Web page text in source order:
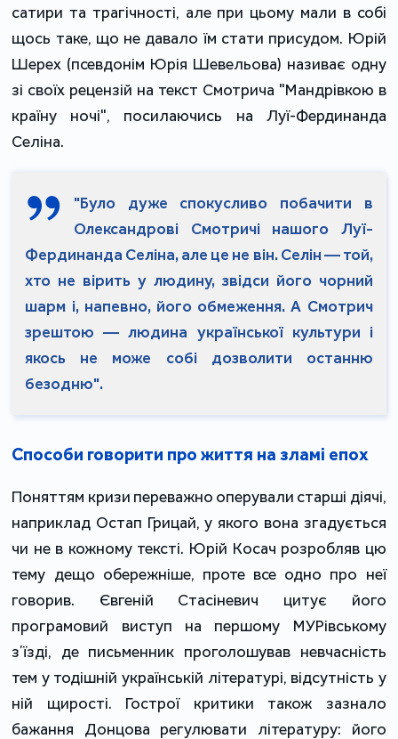
сатири та трагічності, але при цьому мали в собі
щось таке, що не давало їм стати присудом. Юрій
Шерех (псевдонім Юрія Шевельова) називає одну
зі своїх рецензій на текст Смотрича "Мандрівкою в
країну ночі", посилаючись на Луї-Фердинанда
Селіна.
"Було дуже спокусливо побачити в
Олександрові Смотричі нашого Луї-
Фердинанда Селіна, але це не він. Селін — той,
хто не вірить у людину, звідси його чорний
шарм і, напевно, його обмеження. А Смотрич
зрештою — людина української культури і
якось не може собі дозволити останню
безодню".
Способи говорити про життя на зламі епох
Поняттям кризи переважно оперували старші діячі,
наприклад Остап Грицай, у якого вона згадується
чи не в кожному тексті. Юрій Косач розробляв цю
тему дещо обережніше, проте все одно про неї
говорив. Євгеній Стасіневич цитує його
програмовий виступ на першому МУРівському
зʼїзді, де письменник проголошував невчасність
тем у тодішній українській літературі, відсутність у
ній щирості. Гострої критики також зазнало
бажання Донцова регулювати літературу: його